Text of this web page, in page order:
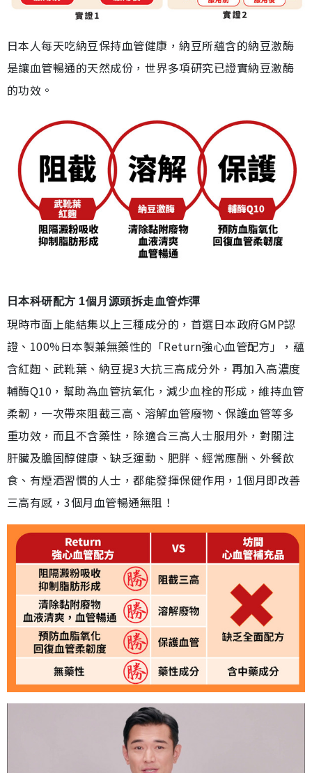
日本人每天吃納豆保持血管健康，納豆所蘊含的納豆激酶
是讓血管暢通的天然成份，世界多項研究已證實納豆激酶
的功效。
日本科研配方 1個月源頭拆走血管炸彈
現時市面上能結集以上三種成分的，首選日本政府GMP認
證、100%日本製兼無藥性的「Return強心血管配方」，蘊
含紅麴、武靴葉、納豆提3大抗三高成分外，再加入高濃度
輔酶Q10，幫助為血管抗氧化，減少血栓的形成，維持血管
柔韌，一次帶來阻截三高、溶解血管廢物、保護血管等多
重功效，而且不含藥性，除適合三高人士服用外，對關注
肝臟及膽固醇健康、缺乏運動、肥胖、經常應酬、外餐飲
食、有煙酒習慣的人士，都能發揮保健作用，1個月即改善
三高有感，3個月血管暢通無阻！